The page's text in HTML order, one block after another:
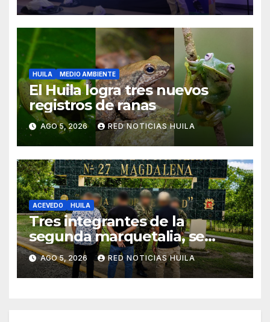
HUILA MEDIO AMBIENTE
El Huila logra tres nuevos
registros de ranas
AGO 5, 2026 RED NOTICIAS HUILA
ACEVEDO HUILA
Tres integrantes de la
segunda marquetalia, se
sometieron a la justicia
AGO 5, 2026 RED NOTICIAS HUILA